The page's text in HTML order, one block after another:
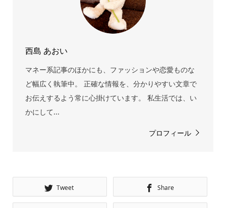
西島 あおい
マネー系記事のほかにも、ファッションや恋愛ものな
ど幅広く執筆中。 正確な情報を、分かりやすい文章で
お伝えするよう常に心掛けています。 私生活では、い
かにして...
プロフィール
Tweet Share